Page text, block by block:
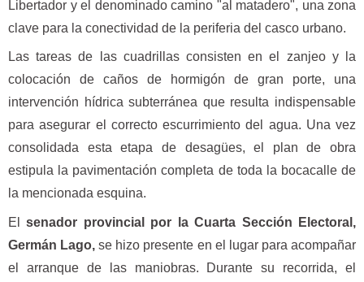
Libertador y el denominado camino "al matadero", una zona
clave para la conectividad de la periferia del casco urbano.
Las tareas de las cuadrillas consisten en el zanjeo y la
colocación de caños de hormigón de gran porte, una
intervención hídrica subterránea que resulta indispensable
para asegurar el correcto escurrimiento del agua. Una vez
consolidada esta etapa de desagües, el plan de obra
estipula la pavimentación completa de toda la bocacalle de
la mencionada esquina.
Elsenador provincial por la Cuarta Sección Electoral,
Germán Lago, se hizo presente en el lugar para acompañar
el arranque de las maniobras. Durante su recorrida, el